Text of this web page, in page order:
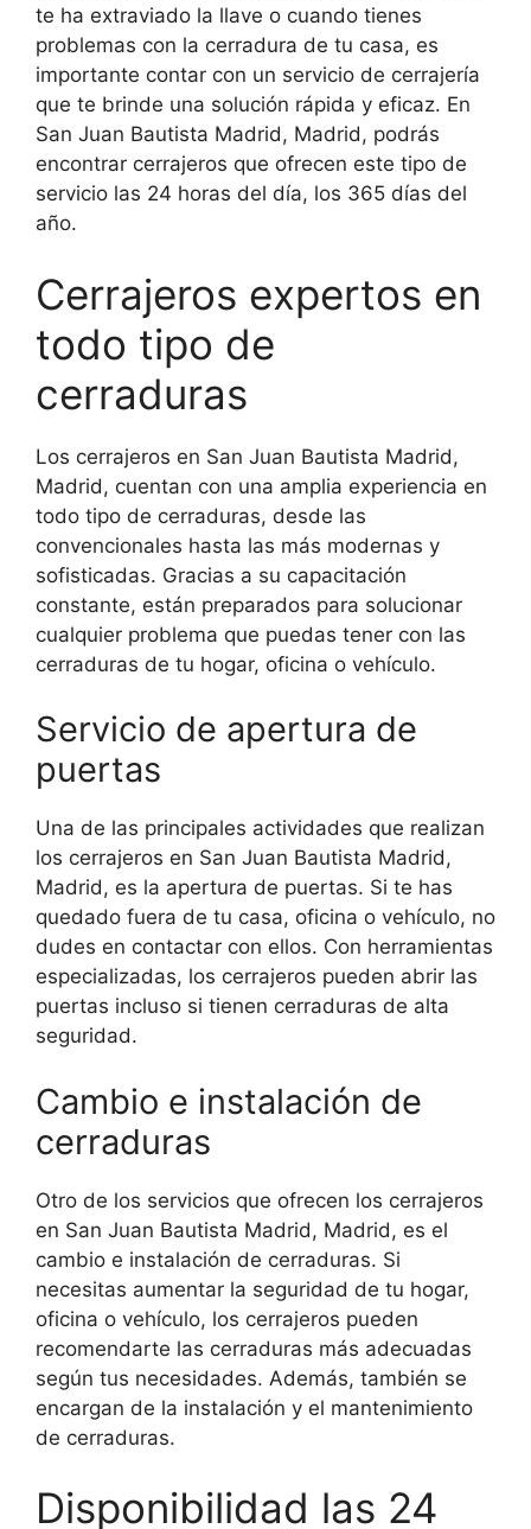
te ha extraviado la llave o cuando tienes
problemas con la cerradura de tu casa, es
importante contar con un servicio de cerrajería
que te brinde una solución rápida y eficaz. En
San Juan Bautista Madrid, Madrid, podrás
encontrar cerrajeros que ofrecen este tipo de
servicio las 24 horas del día, los 365 días del
año.
Cerrajeros expertos en
todo tipo de
cerraduras
Los cerrajeros en San Juan Bautista Madrid,
Madrid, cuentan con una amplia experiencia en
todo tipo de cerraduras, desde las
convencionales hasta las más modernas y
sofisticadas. Gracias a su capacitación
constante, están preparados para solucionar
cualquier problema que puedas tener con las
cerraduras de tu hogar, oficina o vehículo.
Servicio de apertura de
puertas
Una de las principales actividades que realizan
los cerrajeros en San Juan Bautista Madrid,
Madrid, es la apertura de puertas. Si te has
quedado fuera de tu casa, oficina o vehículo, no
dudes en contactar con ellos. Con herramientas
especializadas, los cerrajeros pueden abrir las
puertas incluso si tienen cerraduras de alta
seguridad.
Cambio e instalación de
cerraduras
Otro de los servicios que ofrecen los cerrajeros
en San Juan Bautista Madrid, Madrid, es el
cambio e instalación de cerraduras. Si
necesitas aumentar la seguridad de tu hogar,
oficina o vehículo, los cerrajeros pueden
recomendarte las cerraduras más adecuadas
según tus necesidades. Además, también se
encargan de la instalación y el mantenimiento
de cerraduras.
Disponibilidad las 24